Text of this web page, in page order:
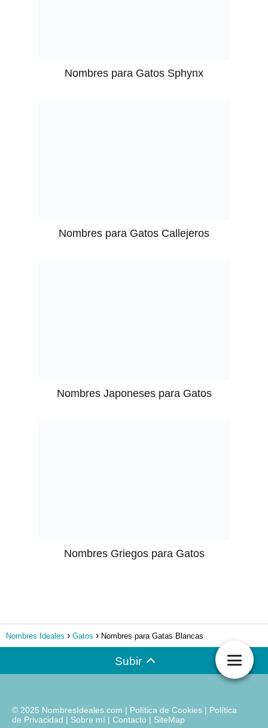
Nombres para Gatos Sphynx
Nombres para Gatos Callejeros
Nombres Japoneses para Gatos
Nombres Griegos para Gatos
Nombres Ideales Gatos Nombres para Gatas Blancas
Subir
© 2025 NombresIdeales.com | Política de Cookies | Política
de Privacidad | Sobre mí | Contacto | SiteMap